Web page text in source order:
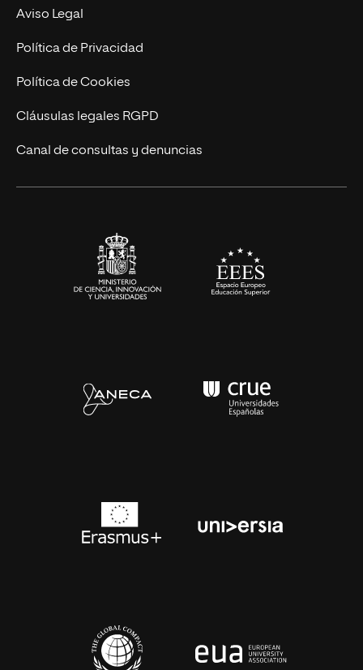
MBA
Marketing y Comunicación
Ingeniería
Diseño
Ciencias de la Salud
Contacto
Aviso Legal
Política de Privacidad
Política de Cookies
Cláusulas legales RGPD
Canal de consultas y denuncias